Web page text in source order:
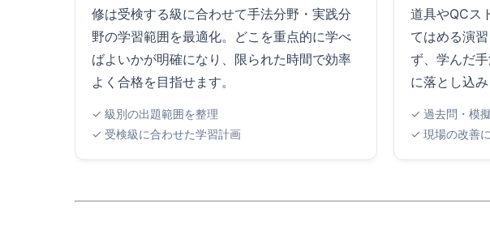
修は受検する級に合わせて手法分野・実践分
野の学習範囲を最適化。どこを重点的に学べ
ばよいかが明確になり、限られた時間で効率
よく合格を目指せます。
✓ 級別の出題範囲を整理
✓ 受検級に合わせた学習計画
道具やQCス
てはめる演
ず、学んだ
に落とし込み
✓ 過去問・模
✓ 現場の改善